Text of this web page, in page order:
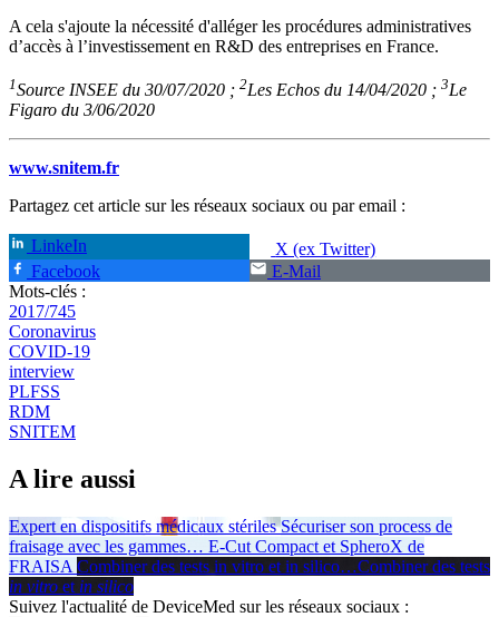
A cela s'ajoute la nécessité d'alléger les procédures administratives
d’accès à l’investissement en R&D des entreprises en France.
1Source INSEE du 30/07/2020 ; 2Les Echos du 14/04/2020 ; 3Le
Figaro du 3/06/2020
www.snitem.fr
Partagez cet article sur les réseaux sociaux ou par email :
LinkeIn
X (ex Twitter)
Facebook
E-Mail
Mots-clés :
2017/745
Coronavirus
COVID-19
interview
PLFSS
RDM
SNITEM
A lire aussi
Expert en dispositifs médicaux stériles Sécuriser son process de
fraisage avec les gammes… E-Cut Compact et SpheroX de
FRAISA Combiner des tests in vitro et in silico…Combiner des tests
in vitro et in silico
Suivez l'actualité de DeviceMed sur les réseaux sociaux :